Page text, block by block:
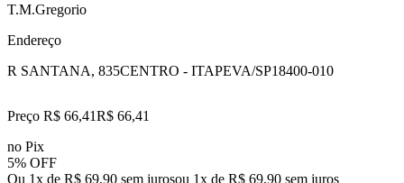
T.M.Gregorio
Endereço
R SANTANA, 835CENTRO - ITAPEVA/SP18400-010
Preço R$ 66,41R$ 66,41
no Pix
5% OFF
Ou 1x de R$ 69,90 sem jurosou 1x de R$ 69,90 sem juros